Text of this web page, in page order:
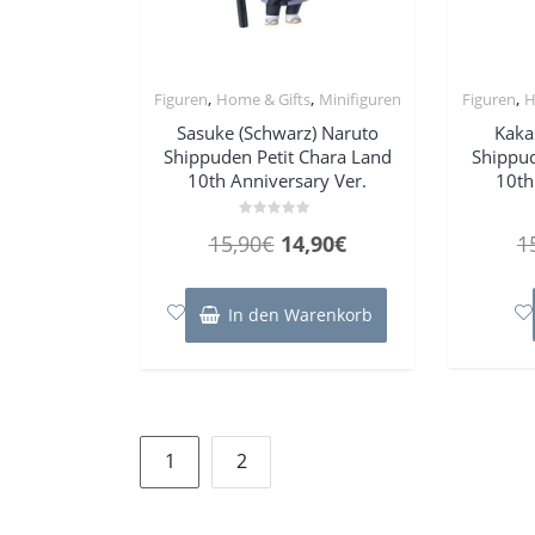
Figuren, Home & Gifts, Minifiguren
Sasuke (Schwarz) Naruto
Shippuden Petit Chara Land
10th Anniversary Ver.
mit
5
15,90€ Ursprünglicher
war:
15,90€
14,90€Aktueller
ist:
14,90€.
In den Warenkorb
Figuren,
Seitennummerierung
der
1 2